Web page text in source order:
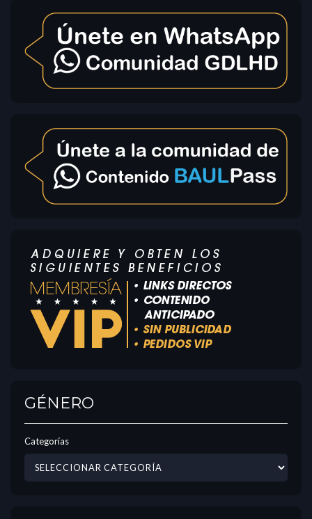
GÉNERO
Categorías